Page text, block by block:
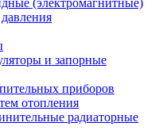
(электромагнитные)
и запорные
приборов
отопления
радиаторные